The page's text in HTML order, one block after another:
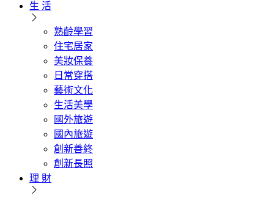
生 活
熟齡學習
住宅居家
美妝保養
日常穿搭
藝術文化
生活美學
國外旅遊
國內旅遊
創新善終
創新長照
理 財